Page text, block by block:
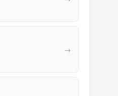
→